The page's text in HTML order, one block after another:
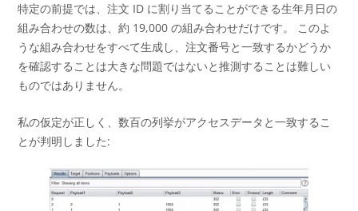
特定の前提では、注文 ID に割り当てることができる生年月日の
組み合わせの数は、約 19,000 の組み合わせだけです。 このよ
うな組み合わせをすべて生成し、注文番号と一致するかどうか
を確認することは大きな問題ではないと推測することは難しい
ものではありません。
私の仮定が正しく、数百の列挙がアクセスデータと一致するこ
とが判明しました: